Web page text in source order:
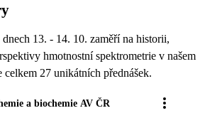
- 14. 10. zaměří na historii,
hmotnostní spektrometrie v našem
celkem 27 unikátních přednášek.
a biochemie AV ČR